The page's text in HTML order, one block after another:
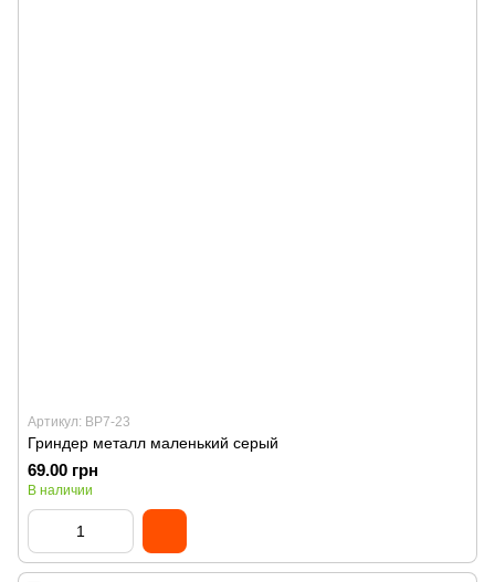
Артикул: BP7-23
Гриндер металл маленький серый
69.00 грн
В наличии